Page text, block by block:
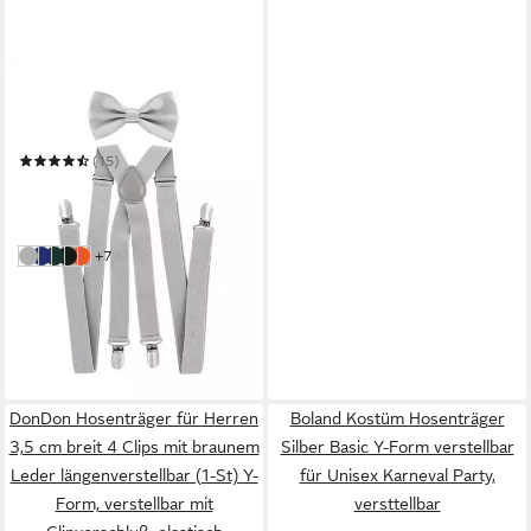
Hosenträger Herren
Hosenträger mit Fliege Set
(15)
UVP22,99 €
in 2-3 Werktagen bei dir
Lichtgrau
Blau
Grün
Schwarz
Orangeweitere Farben:
+7
DonDon Hosenträger für Herren
3,5 cm breit 4 Clips mit braunem
Leder längenverstellbar (1-St) Y-
Form, verstellbar mit
Boland Kostüm Hosenträger
Silber Basic Y-Form verstellbar
für Unisex Karneval Party,
versttellbar